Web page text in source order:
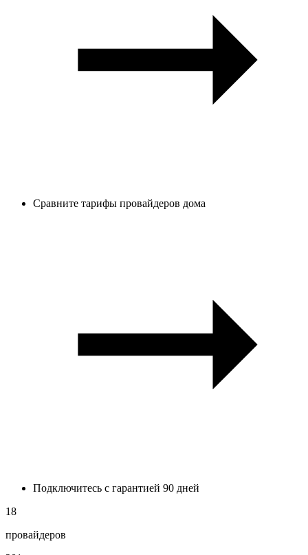
Сравните тарифы провайдеров дома
Подключитесь с гарантией 90 дней
18
провайдеров